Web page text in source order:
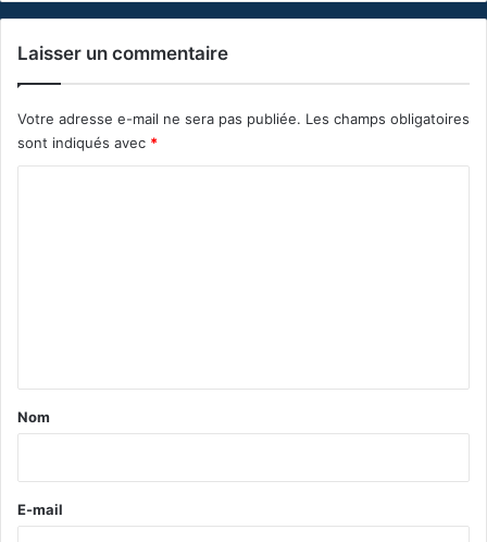
Laisser un commentaire
Votre adresse e-mail ne sera pas publiée. Les champs obligatoires
sont indiqués avec *
a
e
Nom
E-mail